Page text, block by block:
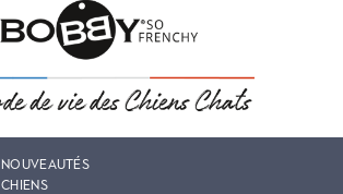
NOUVEAUTÉS
CHIENS